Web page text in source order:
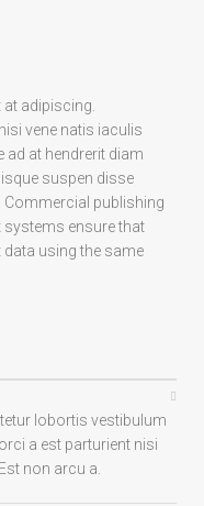
adipiscing.
vene natis iaculis
ad at hendrerit diam
suspen disse
publishing
ensure that
using the same
lobortis vestibulum
a est parturient nisi
non arcu a.